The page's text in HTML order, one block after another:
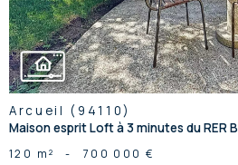
Arcueil (94110)
Maison esprit Loft à 3 minutes du RER B
120 m² - 700 000 €